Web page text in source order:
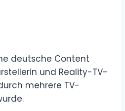
deutsche Content
und Reality-TV-
mehrere TV-